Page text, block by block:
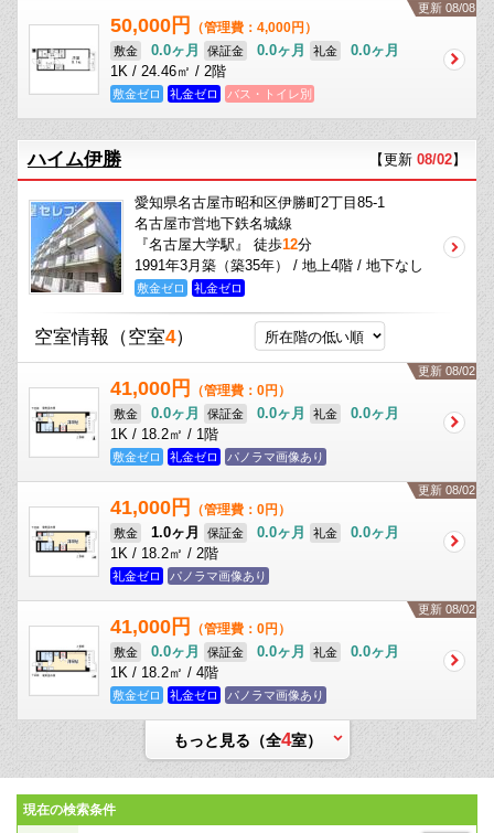
更新 08/08
50,000円 （管理費：4,000円）
敷金 0.0ヶ月 保証金 0.0ヶ月 礼金
0.0ヶ月
1K / 24.46㎡ / 2階
敷金ゼロ 礼金ゼロ バス・トイレ別
ハイム伊勝 【更新 08/02】
愛知県名古屋市昭和区伊勝町2丁目85-1
名古屋市営地下鉄名城線
『名古屋大学駅』 徒歩12分
1991年3月築（築35年） / 地上4階 / 地下なし
敷金ゼロ 礼金ゼロ
空室情報 （空室4）
更新 08/02
41,000円 （管理費：0円）
敷金 0.0ヶ月 保証金 0.0ヶ月 礼金
0.0ヶ月
1K / 18.2㎡ / 1階
敷金ゼロ 礼金ゼロ パノラマ画像あり
更新 08/02
41,000円 （管理費：0円）
敷金 1.0ヶ月 保証金 0.0ヶ月 礼金
0.0ヶ月
1K / 18.2㎡ / 2階
礼金ゼロ パノラマ画像あり
更新 08/02
41,000円 （管理費：0円）
敷金 0.0ヶ月 保証金 0.0ヶ月 礼金
0.0ヶ月
1K / 18.2㎡ / 4階
敷金ゼロ 礼金ゼロ パノラマ画像あり
もっと見る（全4室）
現在の検索条件